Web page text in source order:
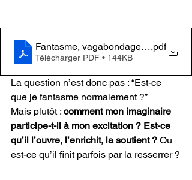
Fantasme, vagabondage érotique et
.pdf
Télécharger PDF • 144KB
La question n’est donc pas : “Est-ce
que je fantasme normalement ?”
Mais plutôt : comment mon imaginaire
participe-t-il à mon excitation ? Est-ce
qu’il l’ouvre, l’enrichit, la soutient ? Ou
est-ce qu’il finit parfois par la resserrer ?